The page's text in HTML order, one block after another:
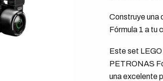
Construye una
Fórmula 1 a tu
Este set
PETRONAS
una excelente